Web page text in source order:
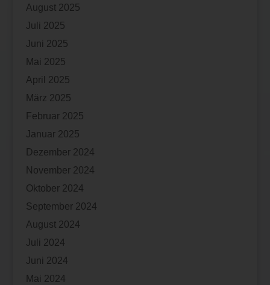
August 2025
Juli 2025
Juni 2025
Mai 2025
April 2025
März 2025
Februar 2025
Januar 2025
Dezember 2024
November 2024
Oktober 2024
September 2024
August 2024
Juli 2024
Juni 2024
Mai 2024